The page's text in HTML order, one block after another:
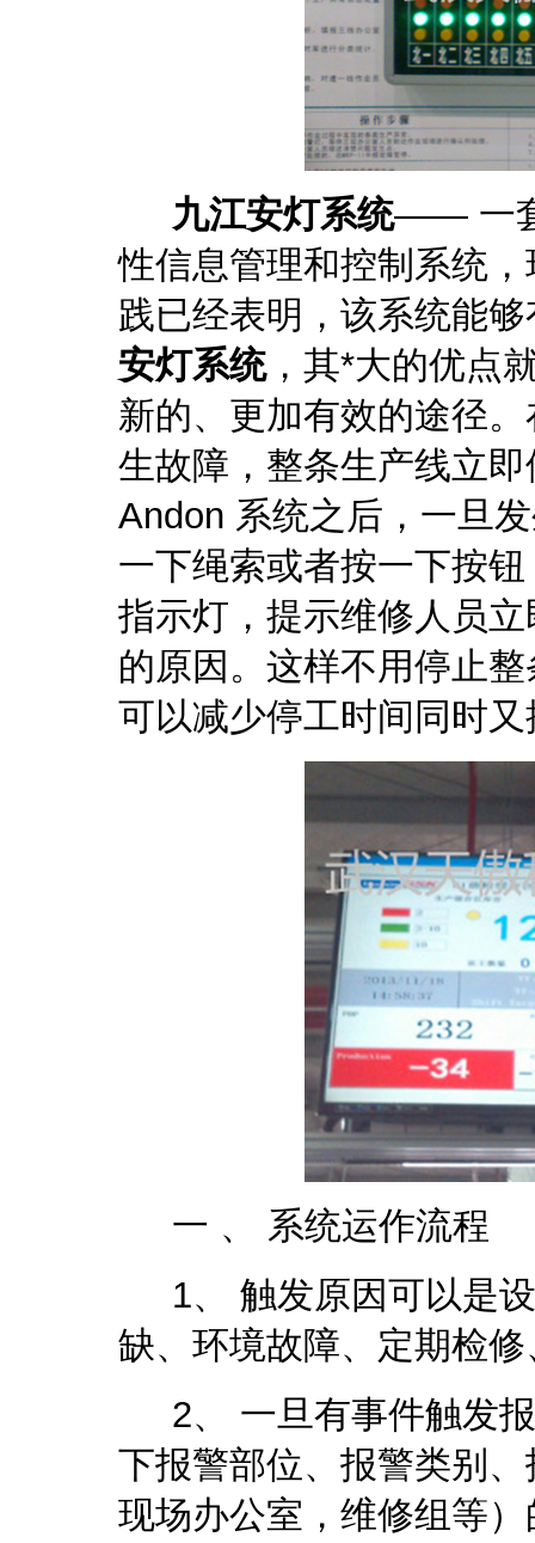
九江安灯系统—— 一
性信息管理和控制系统
践已经表明，该系统能
安灯系统，其*大的优点
新的、更加有效的途径
生故障，整条生产线立
Andon 系统之后，一旦
一下绳索或者按一下按
指示灯，提示维修人员
的原因。这样不用停止
可以减少停工时间同时
一 、 系统运作流程
1、 触发原因可以是设
缺、环境故障、定期检
2、 一旦有事件触发报
下报警部位、报警类别
现场办公室，维修组等